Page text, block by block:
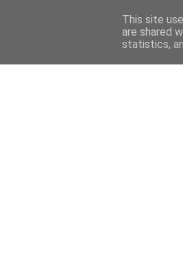
This site
are shared
statistics,